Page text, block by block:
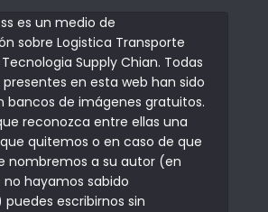
es un medio de
sobre Logistica Transporte
Supply Chian. Todas
en esta web han sido
bancos de imágenes gratuitos.
reconozca entre ellas una
quitemos o en caso de que
nombremos a su autor (en
hayamos sabido
escribirnos sin